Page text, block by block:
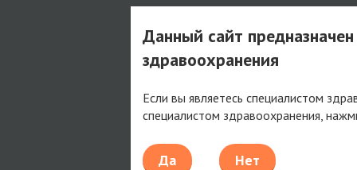
Данный сайт
здравоохранения
Если вы являетесь специалистом
специалистом здравоохранения,
Да Нет